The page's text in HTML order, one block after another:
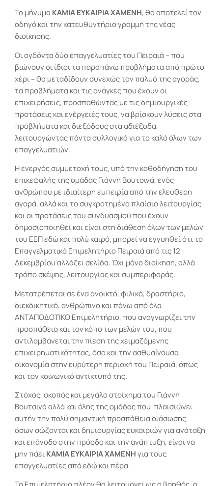
Το μήνυμα ΚΑΜΙΑ ΕΥΚΑΙΡΙΑ ΧΑΜΕΝΗ, θα αποτελεί τον
οδηγό και την κατευθυντήριο γραμμή της νέας
διοίκησης.
Οι ογδόντα δύο επαγγελματίες του Πειραιά – που
βιώνουν οι ίδιοι τα παραπάνω προβλήματα από πρώτο
χέρι – θα μεταδίδουν συνεχώς τον παλμό της αγοράς,
τα προβλήματα και τις ανάγκες που έχουν οι
επιχειρήσεις, προσπαθώντας με τις δημιουργικές
προτάσεις και ενέργειές τους, να βρίσκουν λύσεις στα
προβλήματα και διεξόδους στα αδιέξοδα,
λειτουργώντας πάντα συλλογικά για το καλό όλων των
επαγγελματιών.
Η ενεργός συμμετοχή τους, υπό την καθοδήγηση του
επικεφαλής της ομάδας Γιάννη Βουτσινά, ενός
ανθρώπου με ιδιαίτερη εμπειρία από την ελεύθερη
αγορά, αλλά και το συγκροτημένο πλαίσιο λειτουργίας
και οι προτάσεις του συνδυασμού που έχουν
δημοσιοποιηθεί και είναι στη διάθεση όλων των μελών
του ΕΕΠ εδώ και πολύ καιρό, μπορεί να εγγυηθεί ότι το
Επαγγελματικό Επιμελητήριο Πειραιά από τις 12
Δεκεμβρίου αλλάζει σελίδα. Όχι μόνο διοίκηση, αλλά
τρόπο σκέψης, λειτουργίας και συμπεριφοράς.
Μετατρέπεται σε ένα ανοικτό, φιλικό, δραστήριο,
διεκδικητικό, ανθρώπινο και πάνω από όλα
ΑΝΤΑΠΟΔΟΤΙΚΟ Επιμελητήριο, που αναγνωρίζει την
προσπάθεια και τον κόπο των μελών του, που
αντιλαμβάνεται την πίεση της χειμαζόμενης
επιχειρηματικότητας, όσο και την ασθμαίνουσα
οικονομία στην ευρύτερη περιοχή του Πειραιά, όπως
και τον κοινωνικό αντίκτυπό της.
Στόχος, σκοπός και μεγάλο στοίχημα του Γιάννη
Βουτσινά αλλά και όλης της ομάδας που πλαισιώνει
αυτήν την πολύ σημαντική προσπάθεια διάσωσης
όσων σώζονται και δημιουργίας ευκαιριών για ανάταξη
και επάνοδο στην πρόοδο και την ανάπτυξη, είναι να
μην πάειΚΑΜΙΑ ΕΥΚΑΙΡΙΑ ΧΑΜΕΝΗγια τους
επαγγελματίες από εδώ και πέρα.